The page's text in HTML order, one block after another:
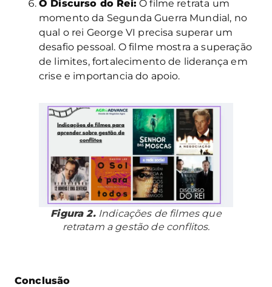
O Discurso do Rei: O filme retrata um
momento da Segunda Guerra Mundial, no
qual o rei George VI precisa superar um
desafio pessoal. O filme mostra a superação
de limites, fortalecimento de liderança em
crise e importancia do apoio.
Figura 2.Indicações de filmes que
retratam a gestão de conflitos.
Conclusão